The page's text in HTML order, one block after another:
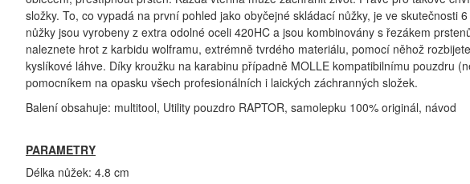
složky. To, co vypadá na první pohled jako obyčejné skládací nůžky, je ve
nůžky jsou vyrobeny z extra odolné oceli 420HC a jsou kombinovány s řezákem
naleznete hrot z karbidu wolframu, extrémně tvrdého materiálu, pomocí něhož
kyslíkové láhve. Díky kroužku na karabinu případně MOLLE kompatibilnímu pouzdru
pomocníkem na opasku všech profesionálních i laických záchranných složek.
Balení obsahuje: multitool, Utility pouzdro RAPTOR, samolepku 100% originál, návod
PARAMETRY
Délka nůžek: 4.8 cm